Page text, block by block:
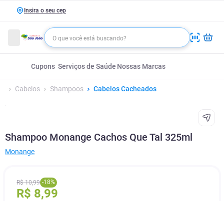
Insira o seu cep
Cupons Serviços de Saúde Nossas Marcas
Cabelos Shampoos Cabelos Cacheados
Shampoo Monange Cachos Que Tal 325ml
Monange
R$ 10,99 -18%
R$ 8,99